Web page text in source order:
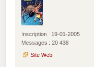
Inscription : 19-01-2005
Messages : 20 438
Site Web